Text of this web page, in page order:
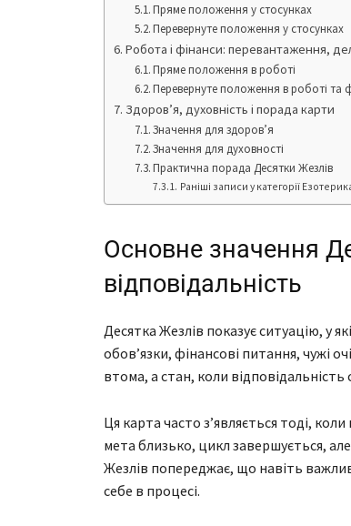
Пряме положення у стосунках
Перевернуте положення у стосунках
Робота і фінанси: перевантаження,
Пряме положення в роботі
Перевернуте положення в роботі та
Здоров’я, духовність і порада карти
Значення для здоров’я
Значення для духовності
Практична порада Десятки Жезлів
Раніші записи у категорії
Основне значення
відповідальність
Десятка Жезлів показує ситуацію, у
обов’язки, фінансові питання, чужі
втома, а стан, коли
Ця карта часто з’являється тоді,
мета близько, цикл завершується,
Жезлів попереджає, що навіть
себе в процесі.